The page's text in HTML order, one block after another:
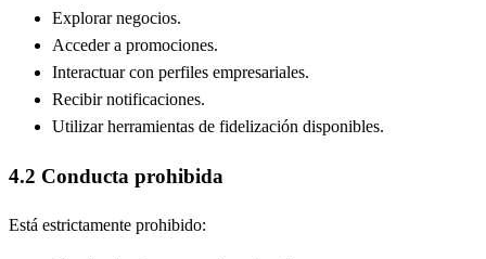
Explorar negocios.
Acceder a promociones.
Interactuar con perfiles empresariales.
Recibir notificaciones.
Utilizar herramientas de fidelización disponibles.
4.2 Conducta prohibida
Está estrictamente prohibido: